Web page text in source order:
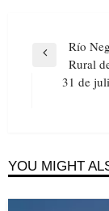
Navegación
entradas
Previous
Río
Rural
31 de
YOU MIGHT